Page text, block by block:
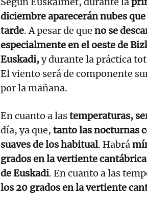
diciembre aparecerán nubes
tarde. A pesar de que no se
especialmente en el oeste de
Euskadi,y durante la práctica
El viento será de componente
por la mañana.
En cuanto a lastemperaturas,
día, ya que, tanto las nocturnas
suaves de los habitual. Habrá
grados en la vertiente
de Euskadi. En cuanto a las
los 20 grados en la vertiente